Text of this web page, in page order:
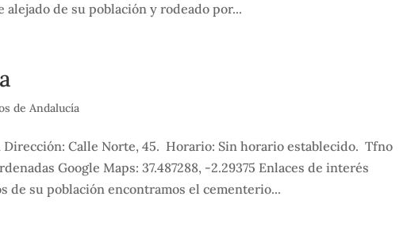
de su población y rodeado por...
de Andalucía
Calle Norte, 45. Horario: Sin horario establecido. Tfno
Google Maps: 37.487288, -2.29375 Enlaces de interés
de su población encontramos el cementerio...